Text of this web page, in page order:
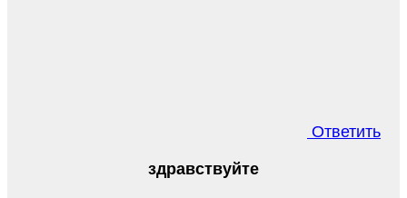
Ответить
здравствуйте